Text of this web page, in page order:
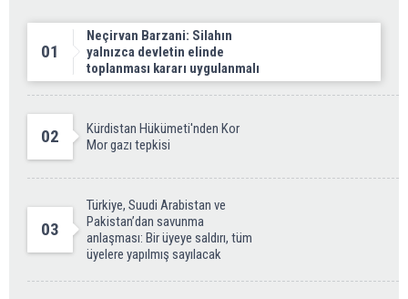
01
Neçirvan Barzani: Silahın
yalnızca devletin elinde
toplanması kararı uygulanmalı
02
Kürdistan Hükümeti'nden Kor
Mor gazı tepkisi
03
Türkiye, Suudi Arabistan ve
Pakistan’dan savunma
anlaşması: Bir üyeye saldırı, tüm
üyelere yapılmış sayılacak